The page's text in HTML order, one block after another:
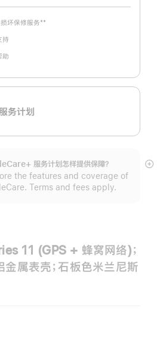
坏保修服务**
持
助
务计划
服务计划怎样提供保⁠障？
the features and coverage of
Terms and fees apply.
展
11 (GPS + 蜂窝网络)；
属表壳；石板色米兰尼斯